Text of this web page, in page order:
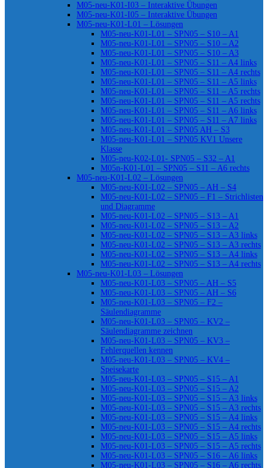
M05-neu-K01-I03 – Interaktive Übungen
M05-neu-K01-I05 – Interaktive Übungen
M05-neu-K01-L01 – Lösungen
M05-neu-K01-L01 – SPN05 – S10 – A1
M05-neu-K01-L01 – SPN05 – S10 – A2
M05-neu-K01-L01 – SPN05 – S10 – A3
M05-neu-K01-L01 – SPN05 – S11 – A4 links
M05-neu-K01-L01 – SPN05 – S11 – A4 rechts
M05-neu-K01-L01 – SPN05 – S11 – A5 links
M05-neu-K01-L01 – SPN05 – S11 – A5 rechts
M05-neu-K01-L01 – SPN05 – S11 – A5 rechts
M05-neu-K01-L01 – SPN05 – S11 – A6 links
M05-neu-K01-L01 – SPN05 – S11 – A7 links
M05-neu-K01-L01 – SPN05 AH – S3
M05-neu-K01-L01 – SPN05 KV1 Unsere
Klasse
M05-neu-K02-L01- SPN05 – S32 – A1
M05n-K01-L01 – SPN05 – S11 – A6 rechts
M05-neu-K01-L02 – Lösungen
M05-neu-K01-L02 – SPN05 – AH – S4
M05-neu-K01-L02 – SPN05 – F1 – Strichlisten
und Diagramme
M05-neu-K01-L02 – SPN05 – S13 – A1
M05-neu-K01-L02 – SPN05 – S13 – A2
M05-neu-K01-L02 – SPN05 – S13 – A3 links
M05-neu-K01-L02 – SPN05 – S13 – A3 rechts
M05-neu-K01-L02 – SPN05 – S13 – A4 links
M05-neu-K01-L02 – SPN05 – S13 – A4 rechts
M05-neu-K01-L03 – Lösungen
M05-neu-K01-L03 – SPN05 – AH – S5
M05-neu-K01-L03 – SPN05 – AH – S6
M05-neu-K01-L03 – SPN05 – F2 –
Säulendiagramme
M05-neu-K01-L03 – SPN05 – KV2 –
Säulendiagramme zeichnen
M05-neu-K01-L03 – SPN05 – KV3 –
Fehlerquellen kennen
M05-neu-K01-L03 – SPN05 – KV4 –
Speisekarte
M05-neu-K01-L03 – SPN05 – S15 – A1
M05-neu-K01-L03 – SPN05 – S15 – A2
M05-neu-K01-L03 – SPN05 – S15 – A3 links
M05-neu-K01-L03 – SPN05 – S15 – A3 rechts
M05-neu-K01-L03 – SPN05 – S15 – A4 links
M05-neu-K01-L03 – SPN05 – S15 – A4 rechts
M05-neu-K01-L03 – SPN05 – S15 – A5 links
M05-neu-K01-L03 – SPN05 – S15 – A5 rechts
M05-neu-K01-L03 – SPN05 – S16 – A6 links
M05-neu-K01-L03 – SPN05 – S16 – A6 rechts